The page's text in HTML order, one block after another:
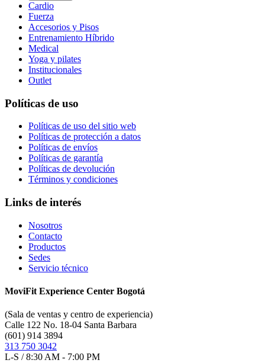
Cardio
Fuerza
Accesorios y Pisos
Entrenamiento Híbrido
Medical
Yoga y pilates
Institucionales
Outlet
Políticas de uso
Políticas de uso del sitio web
Políticas de protección a datos
Políticas de envíos
Políticas de garantía
Políticas de devolución
Términos y condiciones
Links de interés
Nosotros
Contacto
Productos
Sedes
Servicio técnico
MoviFit Experience Center Bogotá
(Sala de ventas y centro de experiencia)
Calle 122 No. 18-04 Santa Barbara
(601) 914 3894
313 750 3042
L-S / 8:30 AM - 7:00 PM